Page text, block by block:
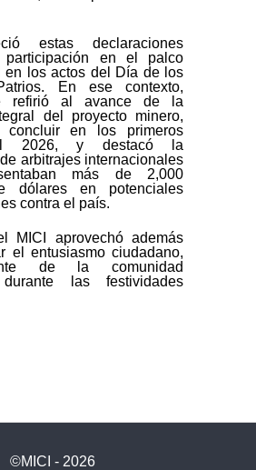
estas declaraciones
participación en el palco
en los actos del Día de los
En ese contexto,
refirió al avance de la
del proyecto minero,
concluir en los primeros
2026, y destacó la
arbitrajes internacionales
más de 2,000
dólares en potenciales
contra el país.
MICI aprovechó además
el entusiasmo ciudadano,
de la comunidad
durante las festividades
©MICI - 2026